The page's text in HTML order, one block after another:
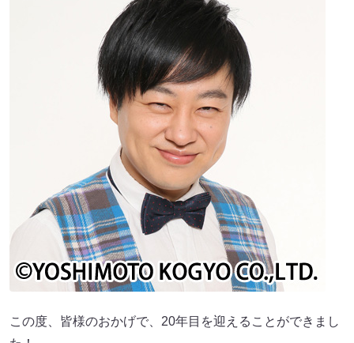
この度、皆様のおかげで、20年目を迎えることができまし